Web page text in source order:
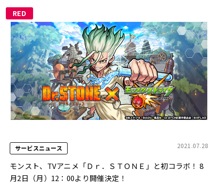
RED
サービスニュース 2021.07.28
モンスト、TVアニメ「Ｄｒ．ＳＴＯＮＥ」と初コラボ！ 8
月2日（月）12：00より開催決定！